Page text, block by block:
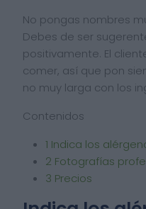
No pongas nombres
Debes de ser
positivamente. El
comer, así que pon
no muy larga con los
Contenidos
1 Indica los
2 Fotografías
3 Precios